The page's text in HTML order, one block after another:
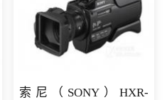
索尼（SONY）HXR-